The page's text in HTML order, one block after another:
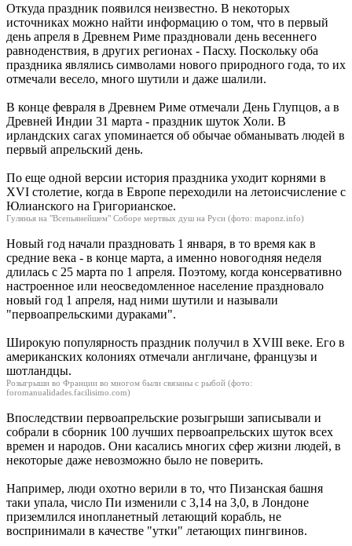
Откуда праздник появился неизвестно. В некоторых
источниках можно найти информацию о том, что в первый
день апреля в Древнем Риме праздновали день весеннего
равноденствия, в других регионах - Пасху. Поскольку оба
праздника являлись символами нового природного года, то их
отмечали весело, много шутили и даже шалили.
В конце февраля в Древнем Риме отмечали День Глупцов, а в
Древней Индии 31 марта - праздник шуток Холи. В
ирландских сагах упоминается об обычае обманывать людей в
первый апрельский день.
По еще одной версии история праздника уходит корнями в
XVI столетие, когда в Европе переходили на летоисчисление с
Юлианского на Григорианское.
Гулянья на "Всепьянейшем" Соборе мертвых душ на Руси (фото: maponz.info)
Новый год начали праздновать 1 января, в то время как в
средние века - в конце марта, а именно новогодняя неделя
длилась с 25 марта по 1 апреля. Поэтому, когда консервативно
настроенное или неосведомленное население праздновало
новый год 1 апреля, над ними шутили и называли
"первоапрельскими дураками".
Широкую популярность праздник получил в XVIII веке. Его в
американских колониях отмечали англичане, французы и
шотландцы.
Розыгрыши во Франции во многом были связаны с рыбой (фото:
foromanualidades.facilisimo.com)
Впоследствии первоапрельские розыгрыши записывали и
собрали в сборник 100 лучших первоапрельских шуток всех
времен и народов. Они касались многих сфер жизни людей, в
некоторые даже невозможно было не поверить.
Например, люди охотно верили в то, что Пизанская башня
таки упала, число Пи изменили с 3,14 на 3,0, в Лондоне
приземлился инопланетный летающий корабль, не
воспринимали в качестве "утки" летающих пингвинов.